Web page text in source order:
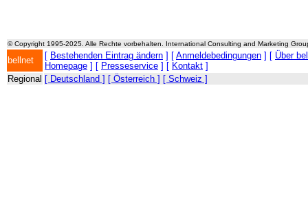
© Copyright 1995-2025. Alle Rechte vorbehalten. International Consulting and Marketing
bellnet [ Bestehenden Eintrag ändern ] [ Anmeldebedingungen ] [ Über
Homepage ] [ Presseservice ] [ Kontakt ]
Regional [ Deutschland ] [ Österreich ] [ Schweiz ]